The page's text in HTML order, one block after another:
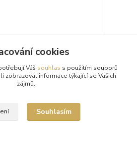
P101 Black 20
černé punčochové kalhoty
MissO P101 Black s otvorem
Skladem 9 ks
cookies
Váš souhlas s použitím souborů
zobrazovat informace týkající se Vašich
zájmů.
Souhlasím